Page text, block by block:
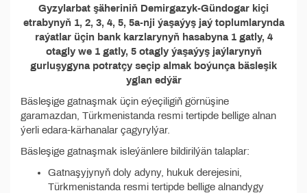
Gyzylarbat şäheriniň Demirgazyk-Gündogar kiçi
etrabynyň 1, 2, 3, 4, 5, 5a-nji ýaşaýyş jaý toplumlarynda
raýatlar üçin bank karzlarynyň hasabyna 1 gatly, 4
otagly we 1 gatly, 5 otagly ýaşaýyş jaýlarynyň
gurluşygyna potratçy seçip almak boýunça bäsleşik
yglan edýär
Bäsleşige gatnaşmak üçin eýeçiligiň görnüşine
garamazdan, Türkmenistanda resmi tertipde bellige alnan
ýerli edara-kärhanalar çagyrylýar.
Bäsleşige gatnaşmak isleýänlere bildirilýän talaplar:
Gatnaşyjynyň doly adyny, hukuk derejesini,
Türkmenistanda resmi tertipde bellige alnandygy